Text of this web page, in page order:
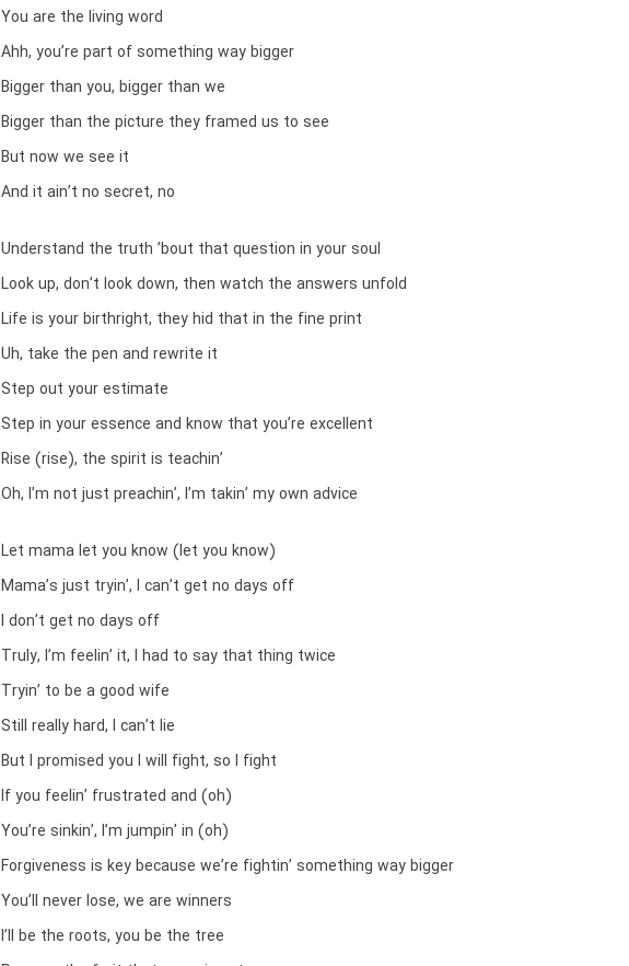
You are the living word
Ahh, you’re part of something way bigger
Bigger than you, bigger than we
Bigger than the picture they framed us to see
But now we see it
And it ain’t no secret, no
Understand the truth ’bout that question in your soul
Look up, don’t look down, then watch the answers unfold
Life is your birthright, they hid that in the fine print
Uh, take the pen and rewrite it
Step out your estimate
Step in your essence and know that you’re excellent
Rise (rise), the spirit is teachin’
Oh, I’m not just preachin’, I’m takin’ my own advice
Let mama let you know (let you know)
Mama’s just tryin’, I can’t get no days off
I don’t get no days off
Truly, I’m feelin’ it, I had to say that thing twice
Tryin’ to be a good wife
Still really hard, I can’t lie
But I promised you I will fight, so I fight
If you feelin’ frustrated and (oh)
You’re sinkin’, I’m jumpin’ in (oh)
Forgiveness is key because we’re fightin’ something way bigger
You’ll never lose, we are winners
I’ll be the roots, you be the tree